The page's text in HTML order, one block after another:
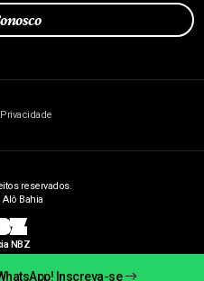
Inscreva-se
reservados.
Alô Bahia
NBZ